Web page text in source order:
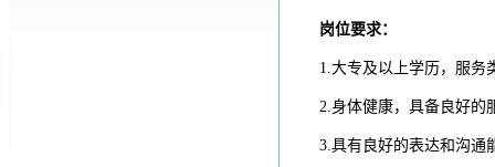
岗位要求：
1.大专及以上学历，服务
2.身体健康，具备良好的
3.具有良好的表达和沟通